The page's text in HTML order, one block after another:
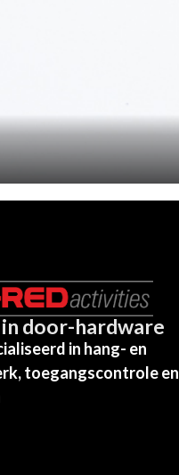
door-hardware
in hang- en
toegangscontrole en